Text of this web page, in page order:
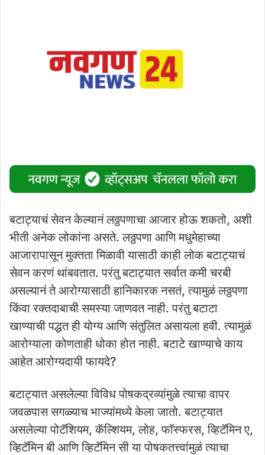
बटाट्याचं सेवन केल्यानं लठ्ठपणाचा आजार होऊ शकतो, अशी
भीती अनेक लोकांना असते. लठ्ठपणा आणि मधुमेहाच्या
आजारापासून मुक्तता मिळावी यासाठी काही लोक बटाट्याचं
सेवन करणं थांबवतात. परंतु बटाट्यात सर्वात कमी चरबी
असल्यानं ते आरोग्यासाठी हानिकारक नसतं, त्यामुळं लठ्ठपणा
किंवा रक्तदाबाची समस्या जाणवत नाही. परंतु बटाटा
खाण्याची पद्धत ही योग्य आणि संतुलित असायला हवी. त्यामुळं
आरोग्याला कोणताही धोका होत नाही. बटाटे खाण्याचे काय
आहेत आरोग्यदायी फायदे?
बटाट्यात असलेल्या विविध पोषकद्रव्यांमुळे त्याचा वापर
जवळपास सगळ्याच भाज्यांमध्ये केला जातो. बटाट्यात
असलेल्या पोटॅशियम, कॅल्शियम, लोह, फॉस्फरस, व्हिटॅमिन ए,
व्हिटॅमिन बी आणि व्हिटॅमिन सी या पोषकतत्त्वांमुळं त्याचा